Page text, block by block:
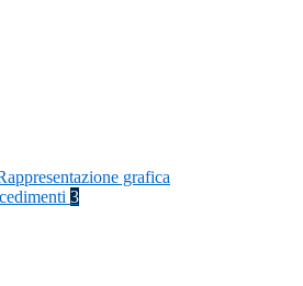
grafica
3